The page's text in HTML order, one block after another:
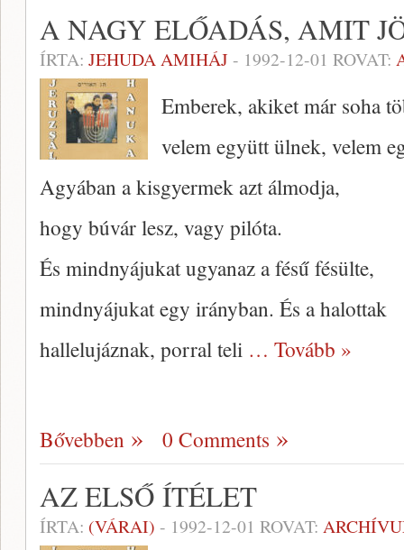
A NAGY ELŐADÁS, AMIT
ÍRTA: JEHUDA AMIHÁJ- 1992-12-01 ROVAT:
Emberek, akiket már soha
velem együtt ülnek, velem
Agyában a kisgyermek azt álmodja,
hogy búvár lesz, vagy pilóta.
És mindnyájukat ugyanaz a fésű fésülte,
mindnyájukat egy irányban. És a halottak
hallelujáznak, porral teli … Tovább »
Bővebben 0 Comments
AZ ELSŐ ÍTÉLET
ÍRTA: (VÁRAI) - 1992-12-01 ROVAT: